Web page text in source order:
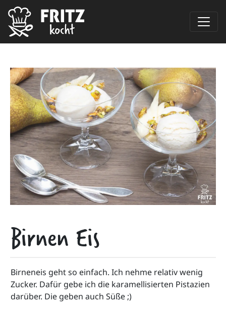
Birnen Eis
Birneneis geht so einfach. Ich nehme relativ wenig
Zucker. Dafür gebe ich die karamellisierten Pistazien
darüber. Die geben auch Süße ;)